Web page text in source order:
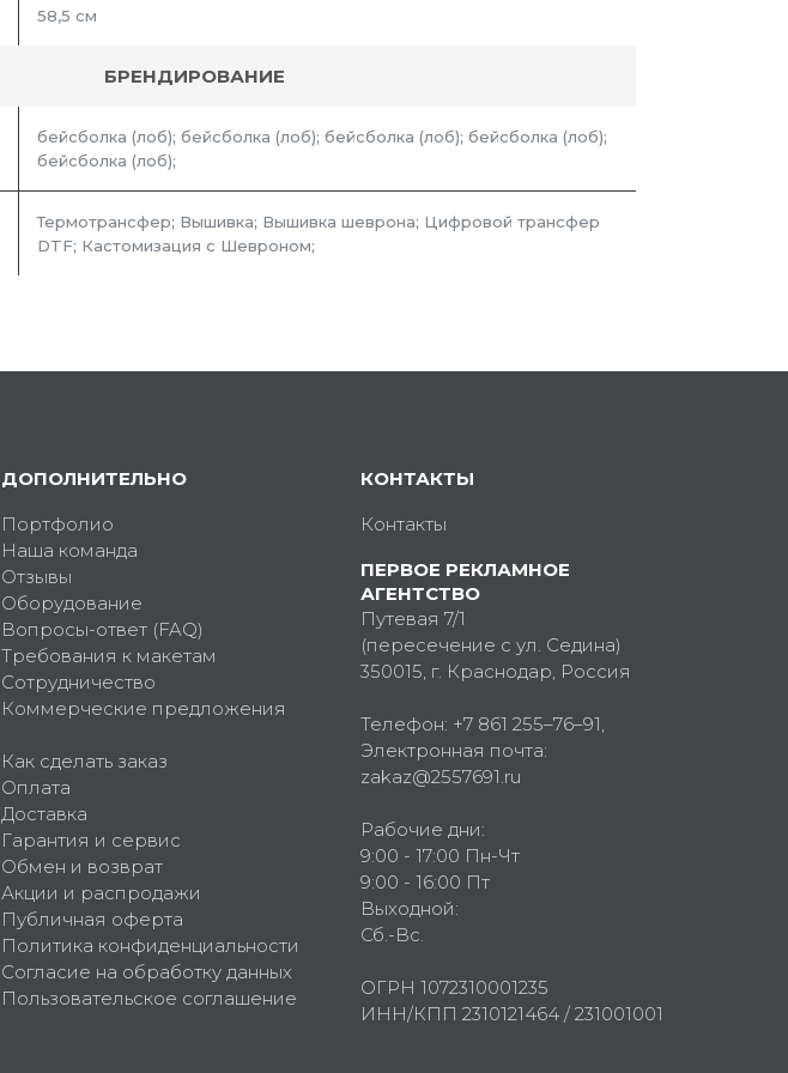
58,5 см
БРЕНДИРОВАНИЕ
бейсболка (лоб); бейсболка (лоб); бейсболка (лоб); бейсболка (лоб);
бейсболка (лоб);
Термотрансфер; Вышивка; Вышивка шеврона; Цифровой трансфер
DTF; Кастомизация с Шевроном;
ДОПОЛНИТЕЛЬНО
Портфолио
Наша команда
Отзывы
Оборудование
Вопросы-ответ (FAQ)
Требования к макетам
Сотрудничество
Коммерческие предложения
Как сделать заказ
Оплата
Доставка
Гарантия и сервис
Обмен и возврат
Акции и распродажи
Публичная оферта
Политика конфиденциальности
Согласие на обработку данных
Пользовательское соглашение
КОНТАКТЫ
Контакты
ПЕРВОЕ РЕКЛАМНОЕ
АГЕНТСТВО
Путевая 7/1
(пересечение с ул. Седина)
350015, г. Краснодар, Россия
Телефон: +7 861 255–76–91,
Электронная почта:
zakaz@2557691.ru
Рабочие дни:
9:00 - 17:00 Пн-Чт
9:00 - 16:00 Пт
Выходной:
Сб.-Вс.
ОГРН 1072310001235
ИНН/КПП 2310121464 / 231001001